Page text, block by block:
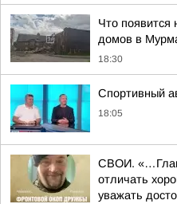
Что появится
домов в
18:30
Спортивный
18:05
СВОИ.
отличать
уважать